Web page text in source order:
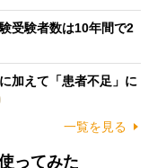
受験者数は10年間で2
加えて「患者不足」に
一覧を見る
ってみた